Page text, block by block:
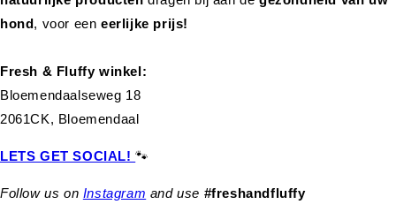
hond, voor eeneerlijke prijs!
Fresh & Fluffy winkel:
Bloemendaalseweg 18
2061CK, Bloemendaal
LETS GET SOCIAL!🐾
Follow us on Instagram and use #freshandfluffy